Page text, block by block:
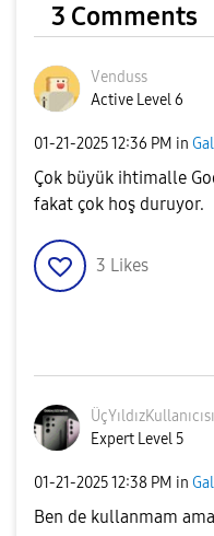
3 Comments
Venduss
Active Level 6
‎01-21-202512:36 PM in
Çok büyük ihtimalle
fakat çok hoş duruyor.
3 Likes
ÜçYıldızKullanıcısı
Expert Level 5
‎01-21-202512:38 PM in
Ben de kullanmam